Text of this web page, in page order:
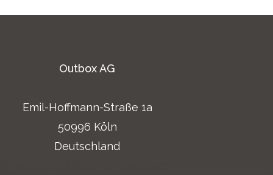
Outbox AG
Emil-Hoffmann-Straße 1a
50996 Köln
Deutschland